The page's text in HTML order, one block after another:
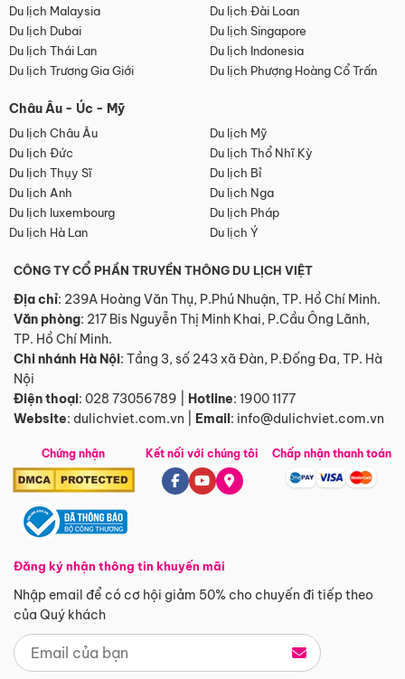
Du lịch Malaysia
Du lịch Đài Loan
Du lịch Dubai
Du lịch Singapore
Du lịch Thái Lan
Du lịch Indonesia
Du lịch Trương Gia Giới
Du lịch Phượng Hoàng Cổ Trấn
Châu Âu - Úc - Mỹ
Du lịch Châu Âu
Du lịch Mỹ
Du lịch Đức
Du lịch Thổ Nhĩ Kỳ
Du lịch Thụy Sĩ
Du lịch Bỉ
Du lịch Anh
Du lịch Nga
Du lịch luxembourg
Du lịch Pháp
Du lịch Hà Lan
Du lịch Ý
CÔNG TY CỔ PHẦN TRUYỀN THÔNG DU LỊCH VIỆT
Địa chỉ: 239A Hoàng Văn Thụ, P.Phú Nhuận, TP. Hồ Chí Minh.
Văn phòng: 217 Bis Nguyễn Thị Minh Khai, P.Cầu Ông Lãnh,
TP. Hồ Chí Minh.
Chi nhánh Hà Nội: Tầng 3, số 243 xã Đàn, P.Đống Đa, TP. Hà
Nội
Điện thoại: 028 73056789 Hotline: 1900 1177
Website: dulichviet.com.vn Email: info@dulichviet.com.vn
Chứng nhận
Đăng ký nhận thông tin khuyến mãi
Nhập email để có cơ hội giảm 50% cho chuyến đi tiếp theo
của Quý khách
Kết nối với chúng tôi Chấp nhận thanh toán